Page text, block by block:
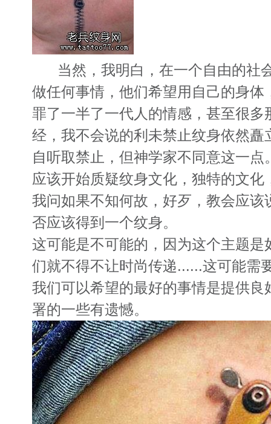
当然，我明白，在一个自由的社
做任何事情，他们希望用自己的身体
罪了一半了一代人的情感，甚至​​很多
经，我不会说的利未禁止纹身依然矗
自听取禁止，但神学家不同意这一点
应该开始质疑纹身文化，独特的文化
我问如果不知何故，好歹，教会应该
否应该得到一个纹身。
这可能是不可能的，因为这个主题是
们就不得不让时尚传递......这可能需
我们可以希望的最好的事情是提供良
署的一些有遗憾。